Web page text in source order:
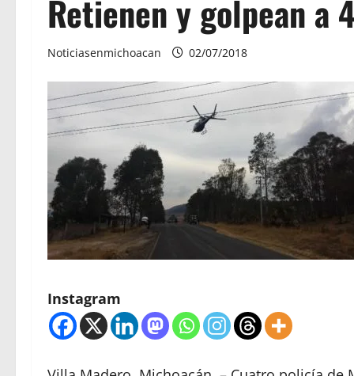
Retienen y golpean a
Noticiasenmichoacan 02/07/2018
Instagram